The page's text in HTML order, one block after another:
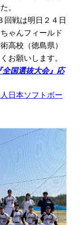
。
回戦は明日２４日
ゃんフィールド
高校（徳島県）
お願いします。
全国選抜大会』応
日本ソフトボー